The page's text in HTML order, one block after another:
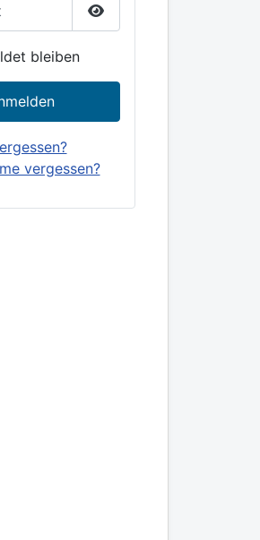
Show Password
bleiben
vergessen?